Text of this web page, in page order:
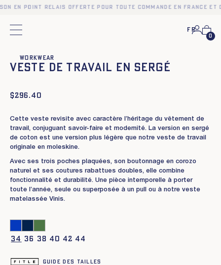
toute
Fr
0
Workwear
Veste de Travail en sergé
$296.40
Cette veste revisite avec caractère l’héritage du vêtement de
travail, conjuguant savoir-faire et modernité. La version en sergé
de coton est une version plus légère que notre veste de travail
originale en moleskine.
Avec ses trois poches plaquées, son boutonnage en corozo
naturel et ses coutures rabattues doubles, elle combine
fonctionnalité et durabilité. Une pièce intemporelle à porter
toute l’année, seule ou superposée à un pull ou à notre veste
matelassée Vinis.
34 36 38 40 42 44
Guide des tailles